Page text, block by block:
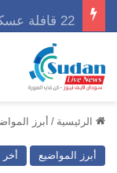
الرئيسية / أبرز
أبرز المواضيع أخر